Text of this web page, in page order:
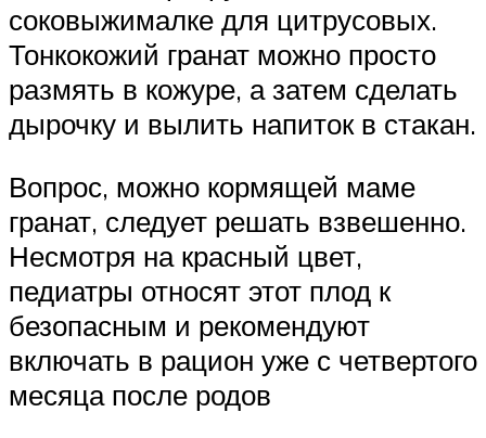
соковыжималке для цитрусовых.
Тонкокожий гранат можно просто
размять в кожуре, а затем сделать
дырочку и вылить напиток в стакан.
Вопрос, можно кормящей маме
гранат, следует решать взвешенно.
Несмотря на красный цвет,
педиатры относят этот плод к
безопасным и рекомендуют
включать в рацион уже с четвертого
месяца после родов